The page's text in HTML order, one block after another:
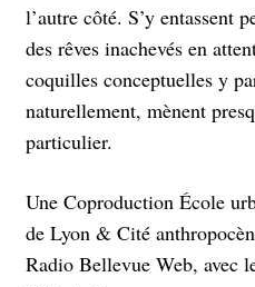
l’autre côté. S’y entassent
des rêves inachevés en
coquilles conceptuelles y
naturellement, mènent
particulier.
Une Coproduction École
de Lyon & Cité
Radio Bellevue Web, avec